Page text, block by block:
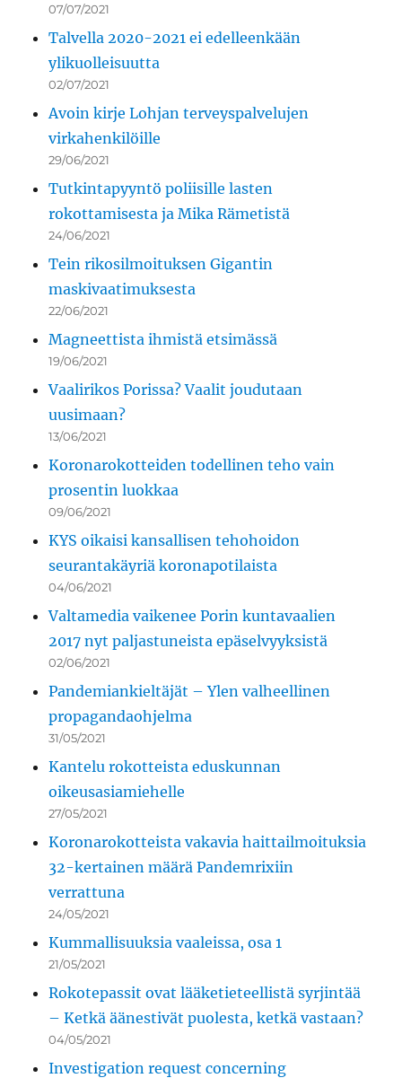
07/07/2021
Talvella 2020-2021 ei edelleenkään
ylikuolleisuutta
02/07/2021
Avoin kirje Lohjan terveyspalvelujen
virkahenkilöille
29/06/2021
Tutkintapyyntö poliisille lasten
rokottamisesta ja Mika Rämetistä
24/06/2021
Tein rikosilmoituksen Gigantin
maskivaatimuksesta
22/06/2021
Magneettista ihmistä etsimässä
19/06/2021
Vaalirikos Porissa? Vaalit joudutaan
uusimaan?
13/06/2021
Koronarokotteiden todellinen teho vain
prosentin luokkaa
09/06/2021
KYS oikaisi kansallisen tehohoidon
seurantakäyriä koronapotilaista
04/06/2021
Valtamedia vaikenee Porin kuntavaalien
2017 nyt paljastuneista epäselvyyksistä
02/06/2021
Pandemiankieltäjät – Ylen valheellinen
propagandaohjelma
31/05/2021
Kantelu rokotteista eduskunnan
oikeusasiamiehelle
27/05/2021
Koronarokotteista vakavia haittailmoituksia
32-kertainen määrä Pandemrixiin
verrattuna
24/05/2021
Kummallisuuksia vaaleissa, osa 1
21/05/2021
Rokotepassit ovat lääketieteellistä syrjintää
– Ketkä äänestivät puolesta, ketkä vastaan?
04/05/2021
Investigation request concerning